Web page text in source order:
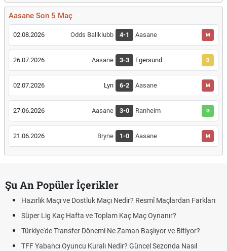
Aasane Son 5 Maç
02.08.2026 Odds Ballklubb 4-1 Aasane M
26.07.2026 Aasane 3-3 Egersund B
02.07.2026 Lyn 6-2 Aasane M
27.06.2026 Aasane 3-0 Ranheim G
21.06.2026 Bryne 1-0 Aasane M
Şu An Popüler İçerikler
Hazırlık Maçı ve Dostluk Maçı Nedir? Resmî Maçlardan Farkları
Süper Lig Kaç Hafta ve Toplam Kaç Maç Oynanır?
Türkiye'de Transfer Dönemi Ne Zaman Başlıyor ve Bitiyor?
TFF Yabancı Oyuncu Kuralı Nedir? Güncel Sezonda Nasıl